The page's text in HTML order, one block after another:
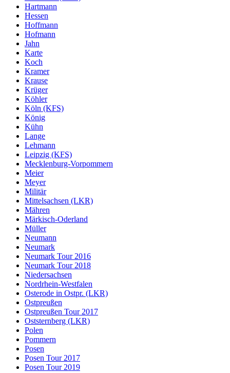
Hartmann
Hessen
Hoffmann
Hofmann
Jahn
Karte
Koch
Kramer
Krause
Krüger
Köhler
Köln (KFS)
König
Kühn
Lange
Lehmann
Leipzig (KFS)
Mecklenburg-Vorpommern
Meier
Meyer
Militär
Mittelsachsen (LKR)
Mähren
Märkisch-Oderland
Müller
Neumann
Neumark
Neumark Tour 2016
Neumark Tour 2018
Niedersachsen
Nordrhein-Westfalen
Osterode in Ostpr. (LKR)
Ostpreußen
Ostpreußen Tour 2017
Oststernberg (LKR)
Polen
Pommern
Posen
Posen Tour 2017
Posen Tour 2019